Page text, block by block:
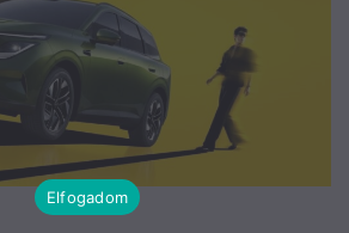
Elfogadom